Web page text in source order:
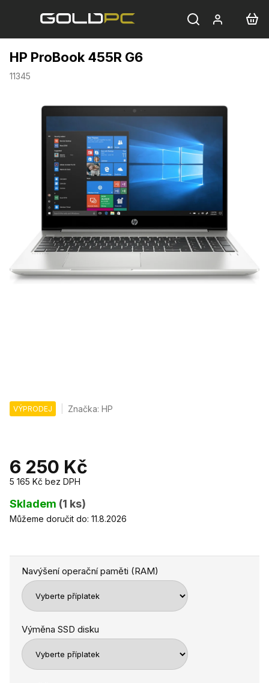
HP ProBook 455R G6
11345
VÝPRODEJ Značka:HP
6 250 Kč
5 165 Kč bez DPH
Měrná
cena:
Skladem (1 ks)
Navýšení operační paměti (RAM)
Výměna SSD disku
Můžeme doručit do: 11.8.2026